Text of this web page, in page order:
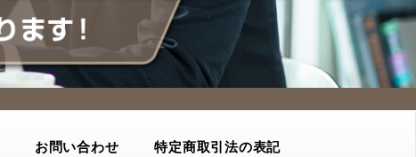
お問い合わせ 特定商取引法の表記